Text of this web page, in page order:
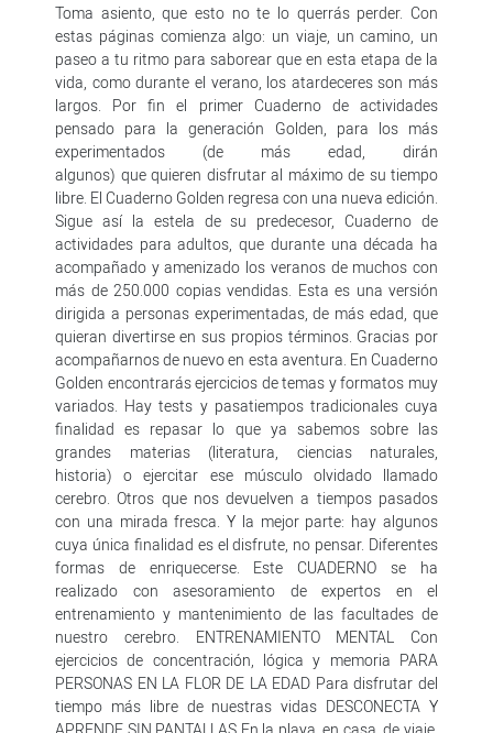
Toma asiento, que esto no te lo querrás perder. Con
estas páginas comienza algo: un viaje, un camino, un
paseo a tu ritmo para saborear que en esta etapa de la
vida, como durante el verano, los atardeceres son más
largos. Por fin el primer Cuaderno de actividades
pensado para la generación Golden, para los más
experimentados (de más edad, dirán
algunos) que quieren disfrutar al máximo de su tiempo
libre. El Cuaderno Golden regresa con una nueva edición.
Sigue así la estela de su predecesor, Cuaderno de
actividades para adultos, que durante una década ha
acompañado y amenizado los veranos de muchos con
más de 250.000 copias vendidas. Esta es una versión
dirigida a personas experimentadas, de más edad, que
quieran divertirse en sus propios términos. Gracias por
acompañarnos de nuevo en esta aventura. En Cuaderno
Golden encontrarás ejercicios de temas y formatos muy
variados. Hay tests y pasatiempos tradicionales cuya
finalidad es repasar lo que ya sabemos sobre las
grandes materias (literatura, ciencias naturales,
historia) o ejercitar ese músculo olvidado llamado
cerebro. Otros que nos devuelven a tiempos pasados
con una mirada fresca. Y la mejor parte: hay algunos
cuya única finalidad es el disfrute, no pensar. Diferentes
formas de enriquecerse. Este CUADERNO se ha
realizado con asesoramiento de expertos en el
entrenamiento y mantenimiento de las facultades de
nuestro cerebro. ENTRENAMIENTO MENTAL Con
ejercicios de concentración, lógica y memoria PARA
PERSONAS EN LA FLOR DE LA EDAD Para disfrutar del
tiempo más libre de nuestras vidas DESCONECTA Y